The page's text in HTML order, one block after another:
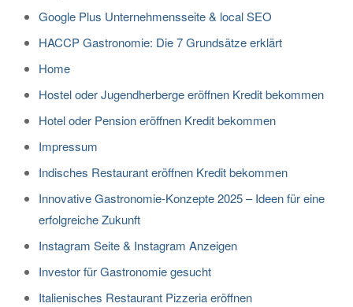
Google Plus Unternehmensseite & local SEO
HACCP Gastronomie: Die 7 Grundsätze erklärt
Home
Hostel oder Jugendherberge eröffnen Kredit bekommen
Hotel oder Pension eröffnen Kredit bekommen
Impressum
Indisches Restaurant eröffnen Kredit bekommen
Innovative Gastronomie-Konzepte 2025 – Ideen für eine
erfolgreiche Zukunft
Instagram Seite & Instagram Anzeigen
Investor für Gastronomie gesucht
Italienisches Restaurant Pizzeria eröffnen